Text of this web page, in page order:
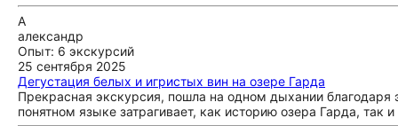
А
александр
Опыт: 6 экскурсий
25 сентября 2025
Дегустация белых и игристых вин на озере Гарда
Прекрасная экскурсия, пошла на одном дыхании
понятном языке затрагивает, как историю озера Гарда, так